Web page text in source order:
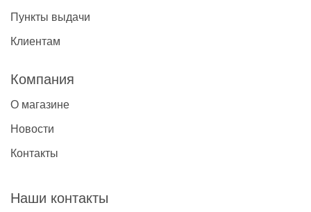
Пункты выдачи
Клиентам
Компания
О магазине
Новости
Контакты
Наши контакты